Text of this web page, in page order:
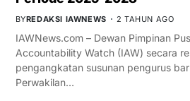
BYREDAKSI IAWNEWS 2 TAHUN AGO
IAWNews.com – Dewan Pimpinan
Accountability Watch (IAW) secara
pengangkatan susunan pengurus
Perwakilan…